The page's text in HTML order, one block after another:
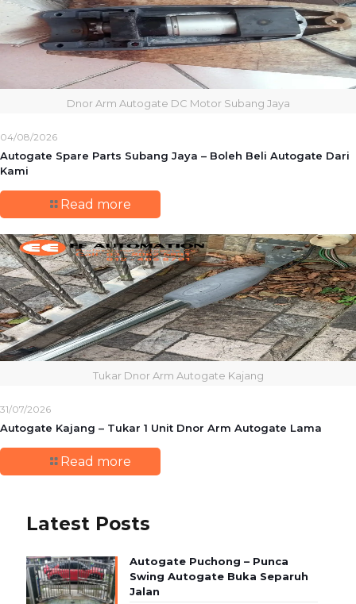
Dnor Arm Autogate DC Motor Subang Jaya
04/08/2026
Autogate Spare Parts Subang Jaya – Boleh Beli Autogate Dari
Kami
Read more
Tukar Dnor Arm Autogate Kajang
31/07/2026
Autogate Kajang – Tukar 1 Unit Dnor Arm Autogate Lama
Read more
Latest Posts
Autogate Puchong – Punca
Swing Autogate Buka Separuh
Jalan